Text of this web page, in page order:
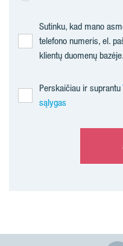
Sutinku, kad mano
telefono numeris, el.
klientų duomenų bazėje.
Perskaičiau ir suprantu
sąlygas